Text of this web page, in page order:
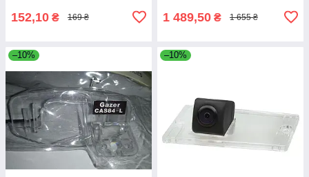
152,10 ₴ 169 ₴ 1 489,50 ₴ 1 655 ₴
–10% –10%